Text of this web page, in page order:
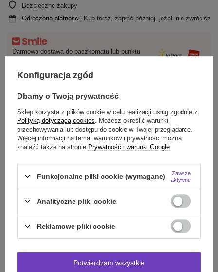
Bezpieczne zakupy
Odroczone płatności. Kup teraz, zapłać później, jeżeli nie zwrócisz
Darmowa dostawa do paczkomatu lub punktu
Smile - dostawy ze sklepów internetowych przy zamówieniu od
OPIS
SZCZEGÓŁOWE DANE
DO POBRANIA
Potrzebujesz pomocy? Masz pytania?
Zadaj pytanie a my odpowiemy niezwłocznie,
dla innych.
Konfiguracja zgód
Dbamy o Twoją prywatność
Sklep korzysta z plików cookie w celu realizacji usług zgodnie z
Polityką dotyczącą cookies . Możesz określić warunki
przechowywania lub dostępu do cookie w Twojej przeglądarce.
Więcej informacji na temat warunków i prywatności można
znaleźć także na stronie Prywatność i warunki Google
Funkcjonalne pliki cookie (wymagane)
Zawsze
aktywne
Analityczne pliki cookie
Reklamowe pliki cookie
Potwierdzam wszystkie